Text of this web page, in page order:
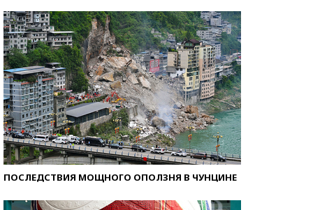
ПОСЛЕДСТВИЯ МОЩНОГО ОПОЛЗНЯ В ЧУНЦИНЕ